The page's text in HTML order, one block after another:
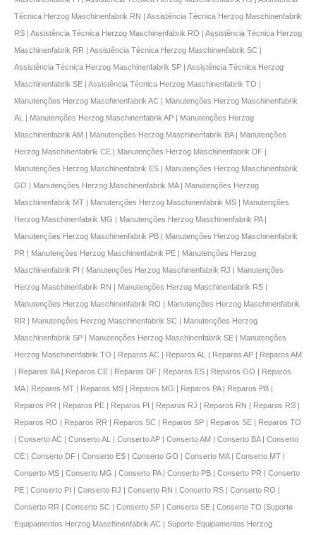
Técnica Herzog Maschinenfabrik RN | Assistência Técnica Herzog Maschinenfabrik
RS | Assistência Técnica Herzog Maschinenfabrik RO | Assistência Técnica Herzog
Maschinenfabrik RR | Assistência Técnica Herzog Maschinenfabrik SC |
Assistência Técnica Herzog Maschinenfabrik SP | Assistência Técnica Herzog
Maschinenfabrik SE | Assistência Técnica Herzog Maschinenfabrik TO |
Manutenções Herzog Maschinenfabrik AC | Manutenções Herzog Maschinenfabrik
AL | Manutenções Herzog Maschinenfabrik AP | Manutenções Herzog
Maschinenfabrik AM | Manutenções Herzog Maschinenfabrik BA | Manutenções
Herzog Maschinenfabrik CE | Manutenções Herzog Maschinenfabrik DF |
Manutenções Herzog Maschinenfabrik ES | Manutenções Herzog Maschinenfabrik
GO | Manutenções Herzog Maschinenfabrik MA | Manutenções Herzog
Maschinenfabrik MT | Manutenções Herzog Maschinenfabrik MS | Manutenções
Herzog Maschinenfabrik MG | Manutenções Herzog Maschinenfabrik PA |
Manutenções Herzog Maschinenfabrik PB | Manutenções Herzog Maschinenfabrik
PR | Manutenções Herzog Maschinenfabrik PE | Manutenções Herzog
Maschinenfabrik PI | Manutenções Herzog Maschinenfabrik RJ | Manutenções
Herzog Maschinenfabrik RN | Manutenções Herzog Maschinenfabrik RS |
Manutenções Herzog Maschinenfabrik RO | Manutenções Herzog Maschinenfabrik
RR | Manutenções Herzog Maschinenfabrik SC | Manutenções Herzog
Maschinenfabrik SP | Manutenções Herzog Maschinenfabrik SE | Manutenções
Herzog Maschinenfabrik TO | Reparos AC | Reparos AL | Reparos AP | Reparos AM
| Reparos BA | Reparos CE | Reparos DF | Reparos ES | Reparos GO | Reparos
MA | Reparos MT | Reparos MS | Reparos MG | Reparos PA | Reparos PB |
Reparos PR | Reparos PE | Reparos PI | Reparos RJ | Reparos RN | Reparos RS |
Reparos RO | Reparos RR | Reparos SC | Reparos SP | Reparos SE | Reparos TO
| Conserto AC | Conserto AL | Conserto AP | Conserto AM | Conserto BA | Conserto
CE | Conserto DF | Conserto ES | Conserto GO | Conserto MA | Conserto MT |
Conserto MS | Conserto MG | Conserto PA | Conserto PB | Conserto PR | Conserto
PE | Conserto PI | Conserto RJ | Conserto RN | Conserto RS | Conserto RO |
Conserto RR | Conserto SC | Conserto SP | Conserto SE | Conserto TO |Suporte
Equipamentos Herzog Maschinenfabrik AC | Suporte Equipamentos Herzog